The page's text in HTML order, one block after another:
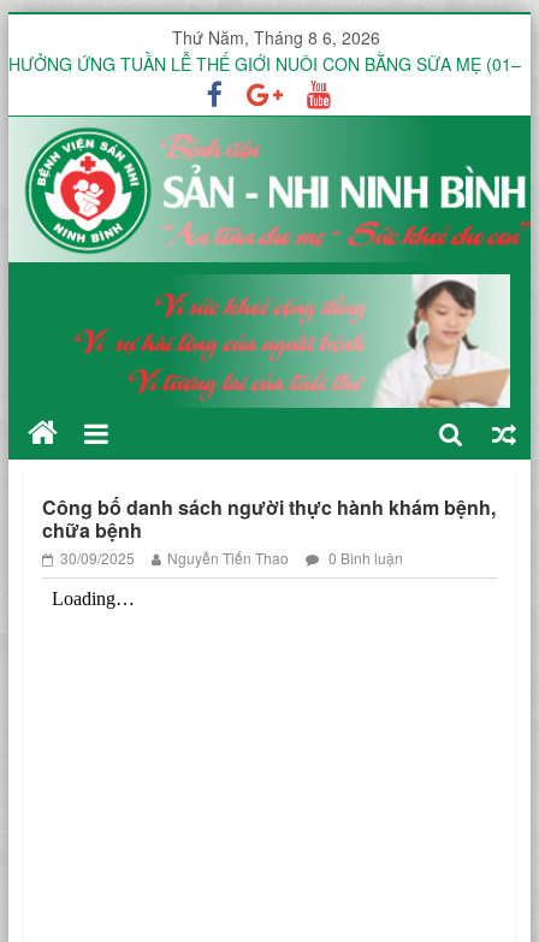
Thứ Năm, Tháng 8 6, 2026
HƯỞNG ỨNG TUẦN LỄ THẾ GIỚI NUÔI CON BẰNG SỮA MẸ (01–
Công văn V/v báo giá Thuê dịch vụ chứng thực chữ ký số
KHOA ĐIỀU TRỊ YÊU CẦU HƯỞNG ỨNG TUẦN LỄ THẾ GIỚI NUÔI
CON BẰNG SỮA MẸ NĂM 2026
KHOA SẢN THƯỜNG HƯỞNG ỨNG TUẦN LỄ THẾ GIỚI NUÔI CON
BẰNG SỮA MẸ NĂM 2026
451 THƯ MỜI KHẢO SÁT VÀ BÁO GIÁ Dịch vụ diệt gián tại Bệnh
viện Sản -Nhi tỉnh Ninh Bình trong 12 tháng
Công bố danh sách người thực hành khám bệnh,
chữa bệnh
30/09/2025 Nguyễn Tiến Thao 0 Bình luận